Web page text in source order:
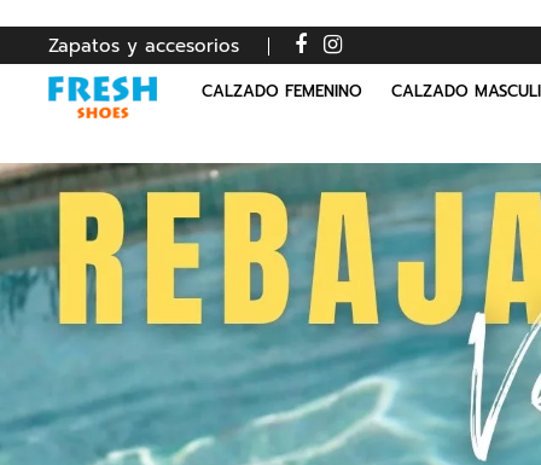
Zapatos y accesorios
CALZADO FEMENINO CALZADO